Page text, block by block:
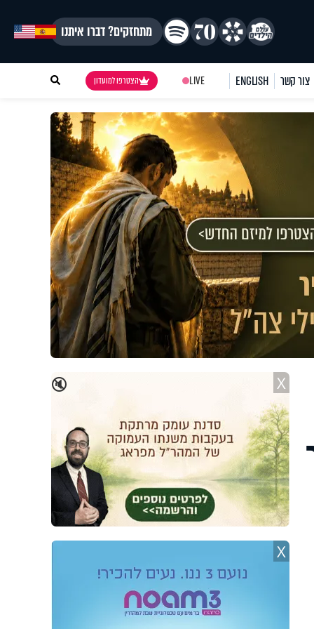
מתחזקים? דברו איתנו
צור קשר ENGLISH
LIVE הצטרפו למועדון
🔇 X
X